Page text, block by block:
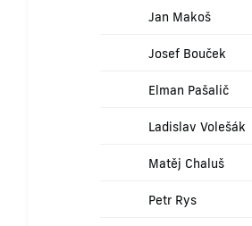
Jan Makoš
Josef Bouček
Elman Pašalič
Ladislav Volešák
Matěj Chaluš
Petr Rys